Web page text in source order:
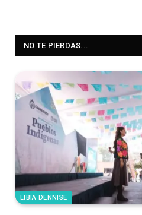
NO TE PIERDAS...
LIBIA DENNISE